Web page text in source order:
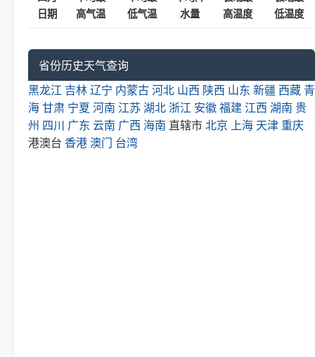
日期
高气温
低气温
水量
高温度
低温度
省份历史天气查询
黑龙江 吉林辽宁 内蒙古河北 山西 陕西 山东 新疆 西藏 青
海甘肃 宁夏 河南 江苏 湖北 浙江 安徽福建 江西 湖南 贵
州 四川 广东 云南 广西 海南 直辖市北京 上海 天津 重庆
港澳台 香港澳门 台湾